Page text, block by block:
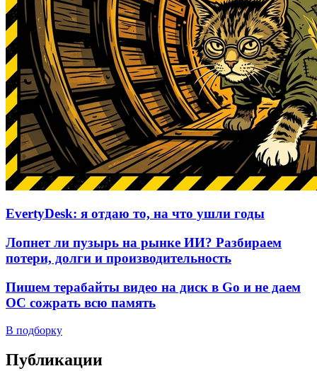
EvertyDesk: я отдаю то, на что ушли годы
Лопнет ли пузырь на рынке ИИ? Разбираем
потери, долги и производительность
Пишем терабайты видео на диск в Go и не даем
ОС сожрать всю память
В подборку
Публикации